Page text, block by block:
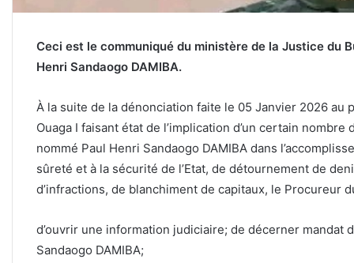
Ceci est le communiqué du ministère de la Justice du
Henri Sandaogo DAMIBA.
À la suite de la dénonciation faite le 05 Janvier 2026 au
Ouaga I faisant état de l’implication d’un certain
nommé Paul Henri Sandaogo DAMIBA dans
sûreté et à la sécurité de l’Etat, de détournement de
d’infractions, de blanchiment de capitaux, le Procureur
d’ouvrir une information judiciaire; de décerner mandat
Sandaogo DAMIBA;